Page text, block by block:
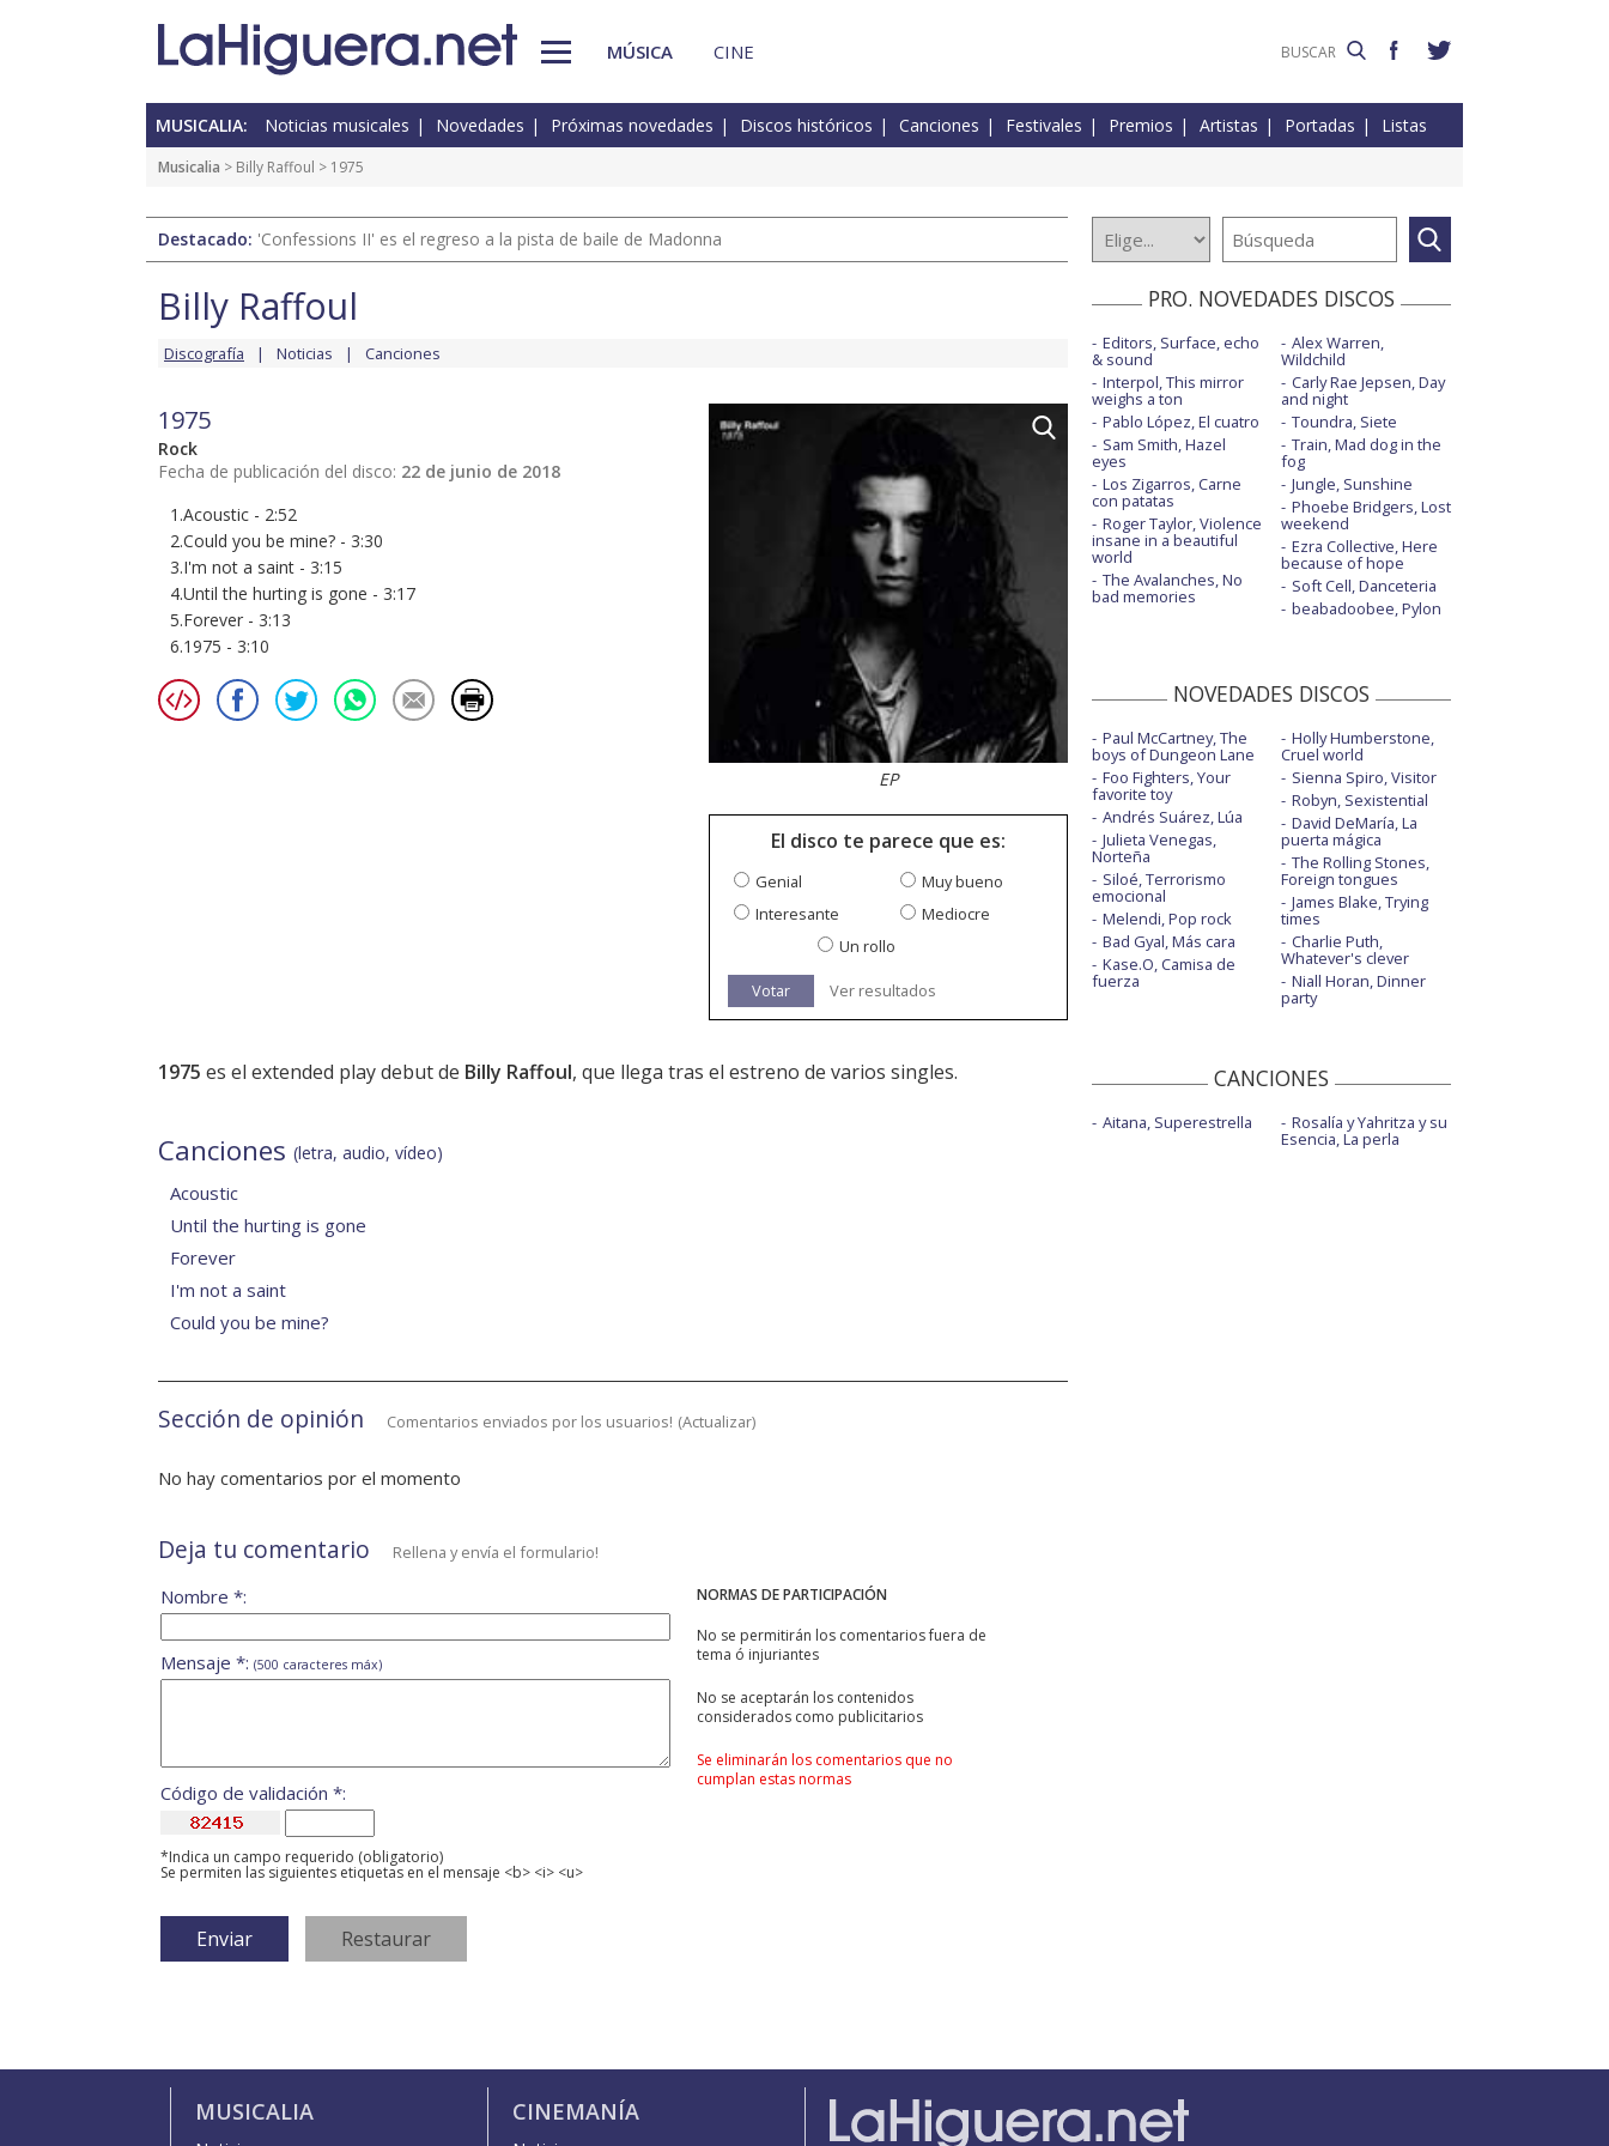
MÚSICA CINE
MUSICALIA: Noticias musicales Novedades Próximas novedades Discos históricos Canciones Festivales Premios Artistas Portadas Listas
Musicalia > Billy Raffoul > 1975
Destacado: 'Confessions II' es el regreso a la pista de baile de Madonna
Billy Raffoul
Discografía Noticias Canciones
1975
Rock
Fecha de publicación del disco: 22 de junio de 2018
1.Acoustic - 2:52
2.Could you be mine? - 3:30
3.I'm not a saint - 3:15
4.Until the hurting is gone - 3:17
5.Forever - 3:13
6.1975 - 3:10
EP
El disco te parece que es:
Genial
Muy bueno
Interesante
Mediocre
Un rollo
Votar Ver resultados
1975 es el extended play debut de Billy Raffoul, que llega tras el estreno de varios singles.
Canciones (letra, audio, vídeo)
Acoustic
Until the hurting is gone
Forever
I'm not a saint
Could you be mine?
Sección de opinión Comentarios enviados por los usuarios! (Actualizar)
No hay comentarios por el momento
Deja tu comentario Rellena y envía el formulario!
NORMAS DE PARTICIPACIÓN
No se permitirán los comentarios fuera de
tema ó injuriantes
No se aceptarán los contenidos
considerados como publicitarios
Se eliminarán los comentarios que no
cumplan estas normas
Nombre *:
Mensaje *: (500 caracteres máx)
Código de validación *:
*Indica un campo requerido (obligatorio)
Se permiten las siguientes etiquetas en el mensaje <b> <i> <u>
PRO. NOVEDADES DISCOS
Editors, Surface, echo
& sound
Interpol, This mirror
weighs a ton
Pablo López, El cuatro
Sam Smith, Hazel
eyes
Los Zigarros, Carne
con patatas
Roger Taylor, Violence
insane in a beautiful
world
The Avalanches, No
bad memories
Alex Warren,
Wildchild
Carly Rae Jepsen, Day
and night
Toundra, Siete
Train, Mad dog in the
fog
Jungle, Sunshine
Phoebe Bridgers, Lost
weekend
Ezra Collective, Here
because of hope
Soft Cell, Danceteria
beabadoobee, Pylon
NOVEDADES DISCOS
Paul McCartney, The
boys of Dungeon Lane
Foo Fighters, Your
favorite toy
Andrés Suárez, Lúa
Julieta Venegas,
Norteña
Siloé, Terrorismo
emocional
Melendi, Pop rock
Bad Gyal, Más cara
Kase.O, Camisa de
fuerza
Holly Humberstone,
Cruel world
Sienna Spiro, Visitor
Robyn, Sexistential
David DeMaría, La
puerta mágica
The Rolling Stones,
Foreign tongues
James Blake, Trying
times
Charlie Puth,
Whatever's clever
Niall Horan, Dinner
party
CANCIONES
Aitana, Superestrella Rosalía y Yahritza y su
Esencia, La perla
MUSICALIA CINEMANÍA